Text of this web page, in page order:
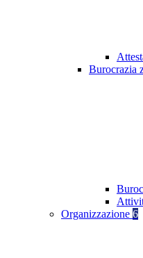
Burocrazia
Organizzazione 6